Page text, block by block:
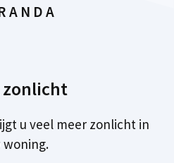
zonlicht
u veel meer zonlicht in
woning.